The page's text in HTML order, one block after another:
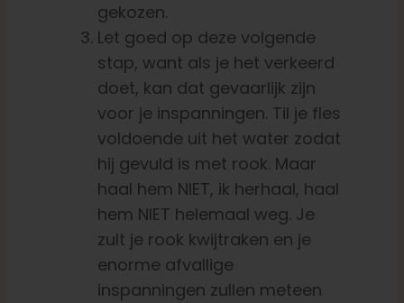
gekozen.
Let goed op deze volgende
stap, want als je het verkeerd
doet, kan dat gevaarlijk zijn
voor je inspanningen. Til je fles
voldoende uit het water zodat
hij gevuld is met rook. Maar
haal hem NIET, ik herhaal, haal
hem NIET helemaal weg. Je
zult je rook kwijtraken en je
enorme afvallige
inspanningen zullen meteen